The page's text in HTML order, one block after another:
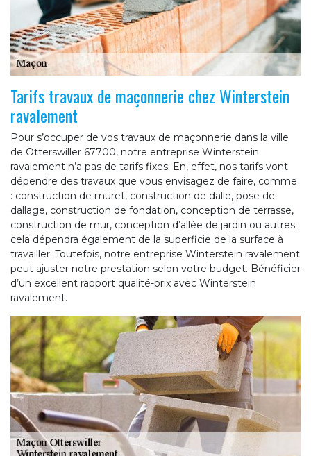
Tarifs travaux de maçonnerie chez Winterstein
ravalement
Pour s’occuper de vos travaux de maçonnerie dans la ville
de Otterswiller 67700, notre entreprise Winterstein
ravalement n’a pas de tarifs fixes. En, effet, nos tarifs vont
dépendre des travaux que vous envisagez de faire, comme
: construction de muret, construction de dalle, pose de
dallage, construction de fondation, conception de terrasse,
construction de mur, conception d’allée de jardin ou autres ;
cela dépendra également de la superficie de la surface à
travailler. Toutefois, notre entreprise Winterstein ravalement
peut ajuster notre prestation selon votre budget. Bénéficier
d’un excellent rapport qualité-prix avec Winterstein
ravalement.